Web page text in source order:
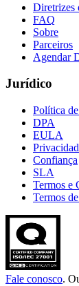
Diretrizes
FAQ
Sobre
Parceiros
Agendar
Jurídico
Política
DPA
EULA
Confiança
SLA
Termos e
Termos
Fale conosco.